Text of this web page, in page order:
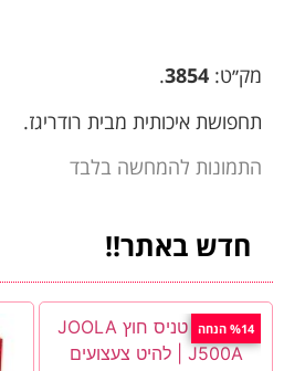
מק׳׳ט: 3854
.
תחפושת איכותית מבית רודריגז.
התמונות להמחשה בלבד
חדש באתר!!
%14 הנחה